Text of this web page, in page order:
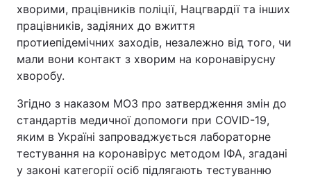
хворими, працівників поліції, Нацгвардії та інших
працівників, задіяних до вжиття
протиепідемічних заходів, незалежно від того, чи
мали вони контакт з хворим на коронавірусну
хворобу.
Згідно з наказом МОЗ про затвердження змін до
стандартів медичної допомоги при COVID-19,
яким в Україні запроваджується лабораторне
тестування на коронавірус методом ІФА, згадані
у законі категорії осіб підлягають тестуванню